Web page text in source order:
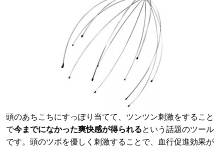
頭のあちこちにすっぽり当てて、ツンツン刺激をすること
で今までになかった爽快感が得られるという話題のツール
です。頭のツボを優しく刺激することで、血行促進効果が